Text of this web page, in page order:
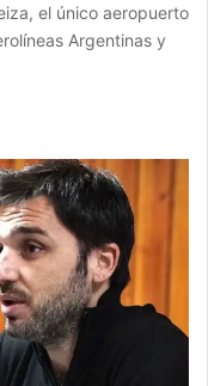
el único aeropuerto
Argentinas y